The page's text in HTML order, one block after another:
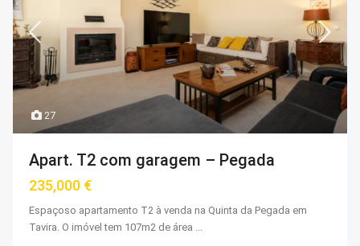
27
Apart. T2 com garagem – Pegada
235,000 €
Espaçoso apartamento T2 à venda na Quinta da Pegada em
Tavira. O imóvel tem 107m2 de área ...